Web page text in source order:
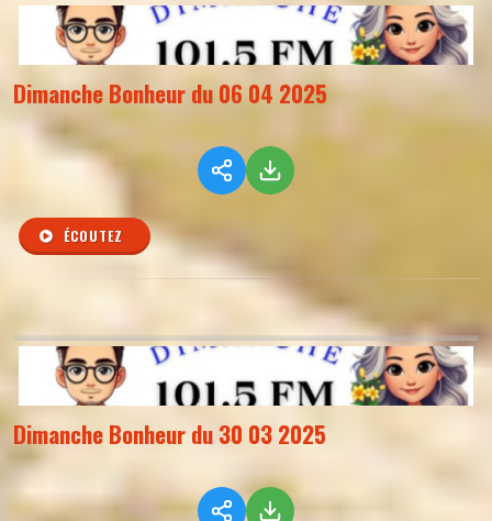
Dimanche Bonheur du 06 04 2025
ÉCOUTEZ
Dimanche Bonheur du 30 03 2025